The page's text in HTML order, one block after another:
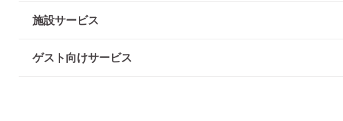
施設サービス
ゲスト向けサービス